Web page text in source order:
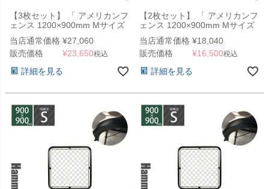
【3枚セット】 「 アメリカンフ
ェンス 1200×900mm Mサイズ
ハンマートーンブラック 3枚セ
ット 」
当店通常価格 ¥27,060
販売価格
¥23,650税込
詳細を見る
【2枚セット】 「 アメリカンフ
ェンス 1200×900mm Mサイズ
ハンマートーンブラック 2枚セ
ット 」
当店通常価格 ¥18,040
販売価格
¥16,500税込
詳細を見る